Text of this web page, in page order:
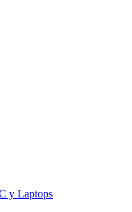
y Laptops